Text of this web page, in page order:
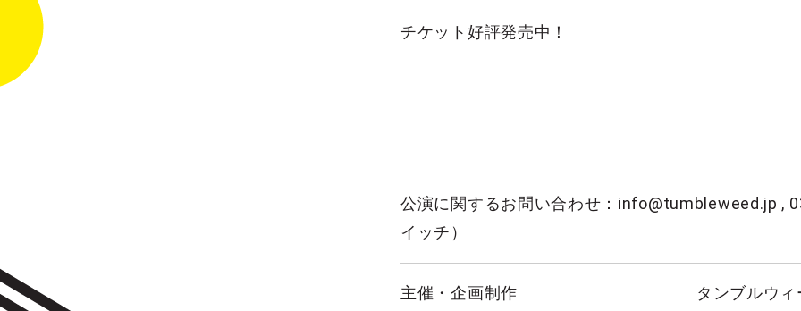
チケット好評発売中！
公演に関するお問い合わせ：info@tumbleweed.jp ,
イッチ）
主催・企画制作 タンブルウィ